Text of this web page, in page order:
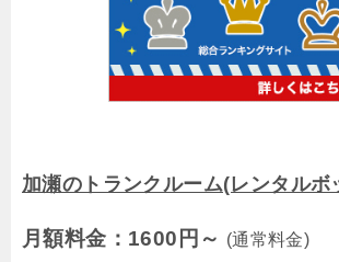
加瀬のトランクルーム(レンタルボ
月額料金：1600円～ (通常料金)